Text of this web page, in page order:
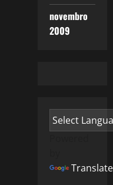
novembro
2009
Translate